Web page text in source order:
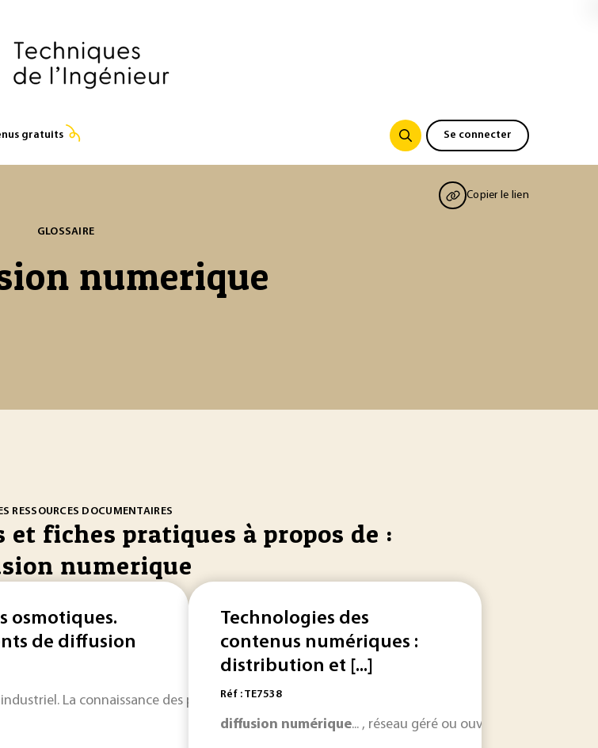
gratuits Se connecter
Copier le lien
GLOSSAIRE
numerique
RESSOURCES DOCUMENTAIRES
fiches pratiques à propos de :
numerique
attentif aux propriétés de la matrice... se poser, nous allons d’abord traiter un exemple
osmotiques.
de diffusion
La connaissance des pressions osmotiques ainsi que des coefficients de
Technologies des
contenus numériques :
distribution et [...]
Réf : TE7538
diffusion numérique... , réseau géré ou ouvert…) et la